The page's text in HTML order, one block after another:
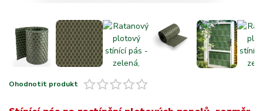
Ohodnotit produkt